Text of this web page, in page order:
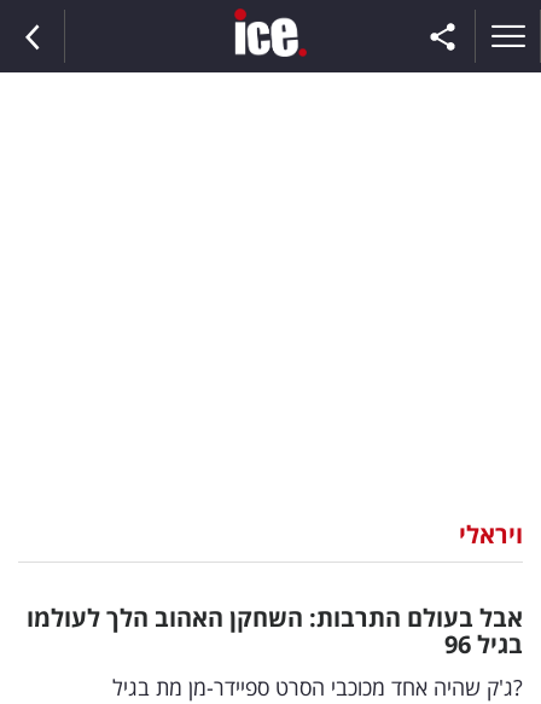
וצרכנות
דיגיטל
וטק
ויראלי
אבל בעולם התרבות: השחקן האהוב הלך לעולמו
בגיל 96
?ג'ק שהיה אחד מכוכבי הסרט ספיידר-מן מת בגיל